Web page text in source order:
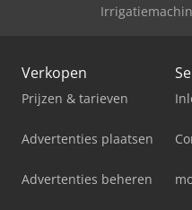
Verkopen
Prijzen & tarieven
Advertenties plaatsen
Advertenties beheren